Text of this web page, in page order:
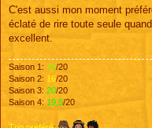
C'est aussi mon moment
éclaté de rire toute seule
excellent.
Saison 1: 18/20
Saison 2: 16/20
Saison 3: 20/20
Saison 4: 19,5/20